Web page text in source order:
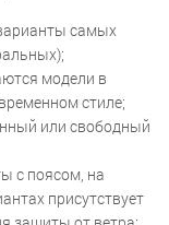
самых
модели в
стиле;
или свободный
с поясом, на
присутствует